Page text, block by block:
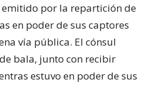
por la repartición de
en poder de sus captores
vía pública. El cónsul
bala, junto con recibir
estuvo en poder de sus